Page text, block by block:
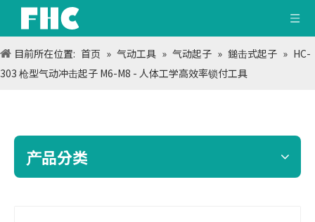
目前所在位置: 首页 » 气动工具 » 气动起子 » 鎚击式起子 » HC-
303 枪型气动冲击起子 M6-M8 - 人体工学高效率锁付工具
产品分类